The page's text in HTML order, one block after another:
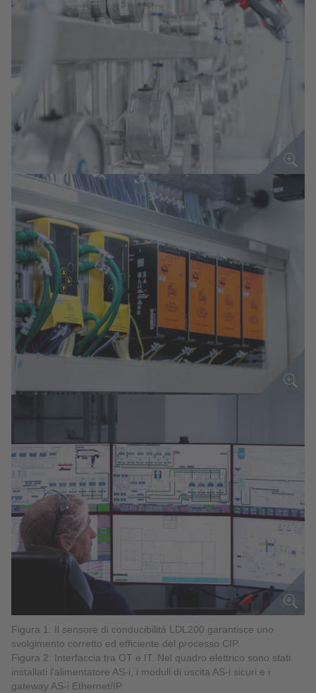
Figura 1: Il sensore di conducibilità LDL200 garantisce uno
svolgimento corretto ed efficiente del processo CIP.
Figura 2: Interfaccia tra OT e IT. Nel quadro elettrico sono stati
installati l'alimentatore AS-i, i moduli di uscita AS-i sicuri e i
gateway AS-i Ethernet/IP.